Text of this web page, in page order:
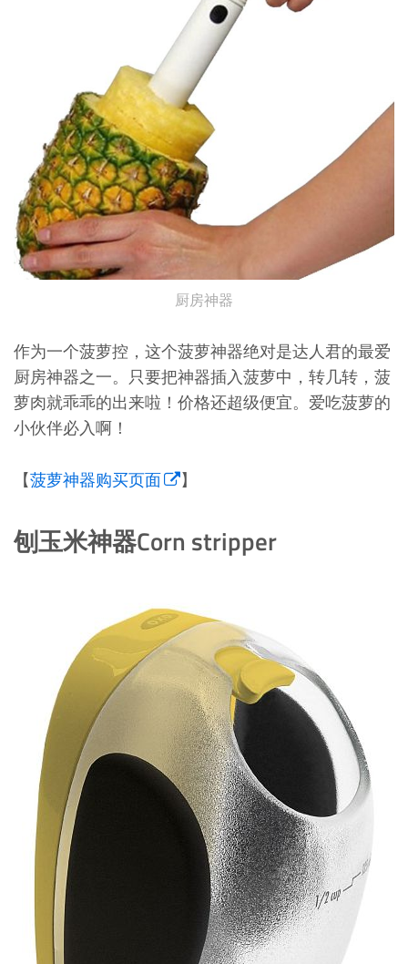
厨房神器
作为一个菠萝控，这个菠萝神器绝对是达人君的最爱
厨房神器之一。只要把神器插入菠萝中，转几转，菠
萝肉就乖乖的出来啦！价格还超级便宜。爱吃菠萝的
小伙伴必入啊！
【菠萝神器购买页面 】
刨玉米神器Corn stripper